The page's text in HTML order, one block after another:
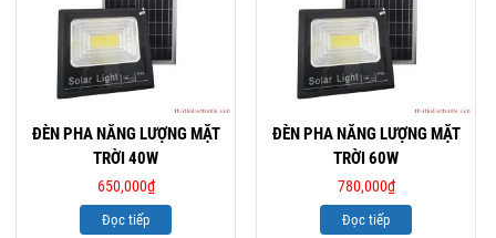
ĐÈN PHA NĂNG LƯỢNG MẶT
TRỜI 40W
650,000₫
Đọc tiếp
ĐÈN PHA NĂNG LƯỢNG MẶT
TRỜI 60W
780,000₫
Đọc tiếp